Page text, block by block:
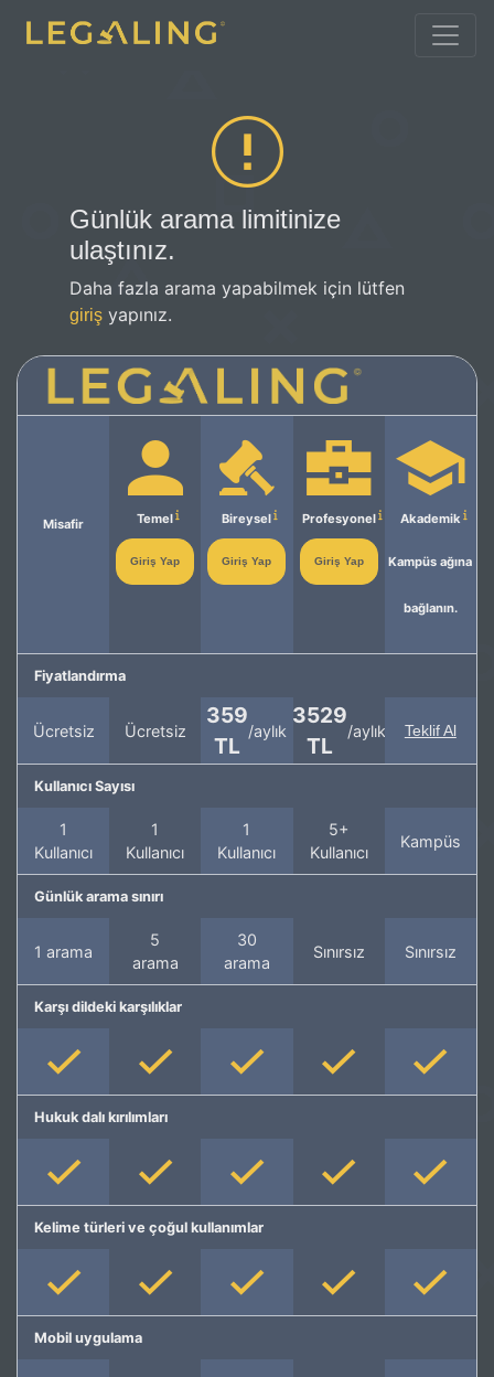
Günlük arama limitinize
ulaştınız.
Daha fazla arama yapabilmek için lütfen
giriş yapınız.
Misafir Temel
Giriş Yap
Bireysel
Giriş Yap
Profesyonel
Giriş Yap
Akademik
Kampüs ağına
bağlanın.
Fiyatlandırma
Ücretsiz Ücretsiz
359
TL
/aylık
3529
TL
/aylık Teklif Al
Kullanıcı Sayısı
1
Kullanıcı
1
Kullanıcı
1
Kullanıcı
5+
Kullanıcı
Kampüs
Günlük arama sınırı
1 arama
5
arama
30
arama
Sınırsız Sınırsız
Karşı dildeki karşılıklar
Hukuk dalı kırılımları
Kelime türleri ve çoğul kullanımlar
Mobil uygulama